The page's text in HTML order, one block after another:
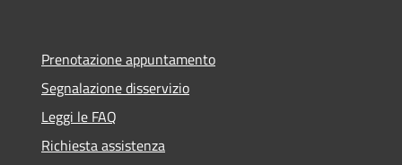
Prenotazione appuntamento
Segnalazione disservizio
Leggi le FAQ
Richiesta assistenza